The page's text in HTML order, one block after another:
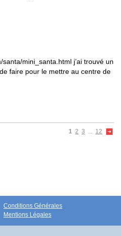
mini_santa.html j’ai trouvé un
faire pour le mettre au centre de
1 2 3 ... 12
Conditions Générales
Mentions Légales